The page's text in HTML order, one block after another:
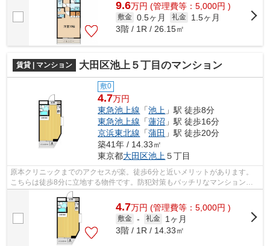
9.6万円 (管理費等：5,000円 )
敷金 0.5ヶ月 礼金
1.5ヶ月
3階 / 1R / 26.15㎡
賃貸 | マンション 大田区池上５丁目のマンション
敷0
4.7万円
東急池上線 「池上 」駅 徒歩8分
東急池上線 「蓮沼 」駅 徒歩16分
京浜東北線 「蒲田 」駅 徒歩20分
築41年 / 14.33㎡
東京都大田区池上 ５丁目
原本クリニックまでのアクセスが楽。徒歩6分と近いメリットがあります。
こちらは徒歩8分に立地する物件です。防犯対策もバッチリなマンションタ
イプの物件です。周辺に2駅ありの電車通...
4.7万円 (管理費等：5,000円 )
敷金 - 礼金
1ヶ月
3階 / 1R / 14.33㎡